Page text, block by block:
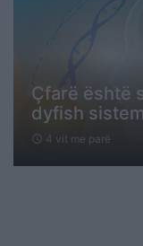
Çfarë është
dyfish
schedule 4 vit me parë